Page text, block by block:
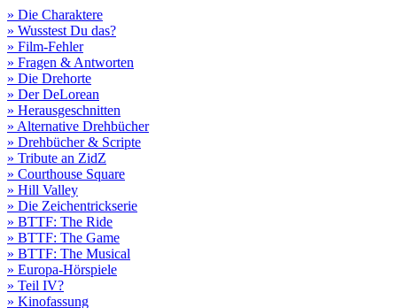
» Die Charaktere
» Wusstest Du das?
» Film-Fehler
» Fragen & Antworten
» Die Drehorte
» Der DeLorean
» Herausgeschnitten
» Alternative Drehbücher
» Drehbücher & Scripte
» Tribute an ZidZ
» Courthouse Square
» Hill Valley
» Die Zeichentrickserie
» BTTF: The Ride
» BTTF: The Game
» BTTF: The Musical
» Europa-Hörspiele
» Teil IV?
» Kinofassung